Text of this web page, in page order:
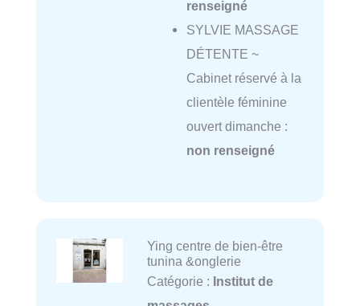
renseigné
SYLVIE MASSAGE
DÉTENTE ~
Cabinet réservé à la
clientèle féminine
ouvert dimanche :
non renseigné
Ying centre de bien-être
tunina &onglerie
Catégorie : Institut de